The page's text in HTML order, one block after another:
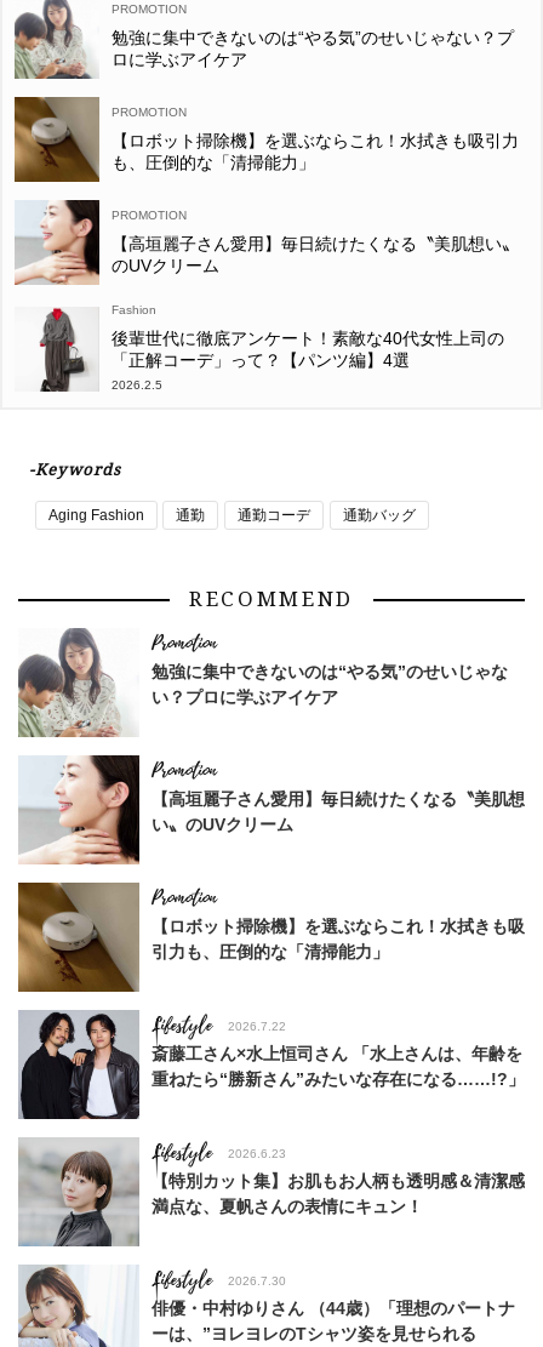
勉強に集中できないのは“やる気”のせいじゃない？プ
ロに学ぶアイケア
【ロボット掃除機】を選ぶならこれ！水拭きも吸引力
も、圧倒的な「清掃能力」
【高垣麗子さん愛用】毎日続けたくなる〝美肌想い〟
のUVクリーム
Fashion
後輩世代に徹底アンケート！素敵な40代女性上司の
「正解コーデ」って？【パンツ編】4選
2026.2.5
-Keywords
Aging Fashion 通勤 通勤コーデ 通勤バッグ
RECOMMEND
勉強に集中できないのは“やる気”のせいじゃな
い？プロに学ぶアイケア
【高垣麗子さん愛用】毎日続けたくなる〝美肌想
い〟のUVクリーム
【ロボット掃除機】を選ぶならこれ！水拭きも吸
引力も、圧倒的な「清掃能力」
Lifestyle 2026.7.22
斎藤工さん×水上恒司さん 「水上さんは、年齢を
重ねたら“勝新さん”みたいな存在になる……!?」
Lifestyle 2026.6.23
【特別カット集】お肌もお人柄も透明感＆清潔感
満点な、夏帆さんの表情にキュン！
Lifestyle 2026.7.30
俳優・中村ゆりさん （44歳）「理想のパートナ
ーは、”ヨレヨレのTシャツ姿を見せられる